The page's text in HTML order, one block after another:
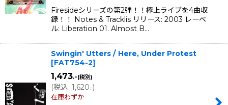
Firesideシリーズの第2弾！！極上ライブを4曲収
録！！ Notes & Tracklis リリース: 2003 レーベ
ル: Liberation 01. Almost B…
Swingin' Utters / Here, Under Protest
[FAT754-2]
1,473.-(税別)
(税込: 1,620.-)
在庫わずか